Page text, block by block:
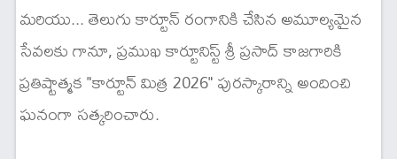
మరియు... తెలుగు కార్టూన్ రంగానికి చేసిన అమూల్యమైన
సేవలకు గానూ, ప్రముఖ కార్టూనిస్ట్ శ్రీ ప్రసాద్ కాజగారికి
ప్రతిష్టాత్మక "కార్టూన్ మిత్ర 2026" పురస్కారాన్ని అందించి
ఘనంగా సత్కరించారు.